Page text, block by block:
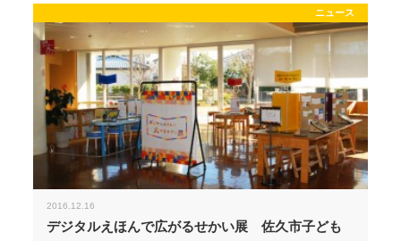
ニュース
2016.12.16
デジタルえほんで広がるせかい展 佐久市子ども